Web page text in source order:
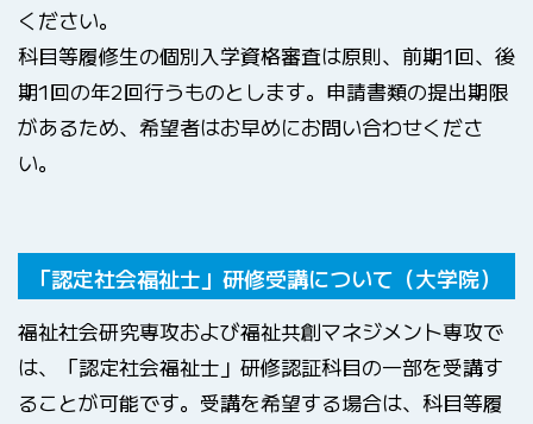
ください。
科目等履修生の個別入学資格審査は原則、前期1回、後
期1回の年2回行うものとします。申請書類の提出期限
があるため、希望者はお早めにお問い合わせくださ
い。
「認定社会福祉士」研修受講について（大学院）
福祉社会研究専攻および福祉共創マネジメント専攻で
は、「認定社会福祉士」研修認証科目の一部を受講す
ることが可能です。受講を希望する場合は、科目等履